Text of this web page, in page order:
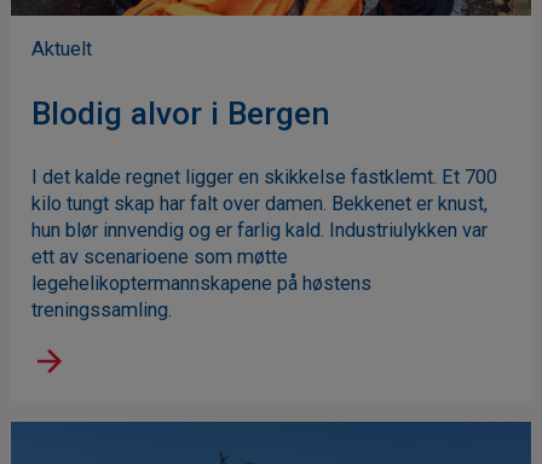
Aktuelt
Blodig alvor i Bergen
I det kalde regnet ligger en skikkelse fastklemt. Et 700
kilo tungt skap har falt over damen. Bekkenet er knust,
hun blør innvendig og er farlig kald. Industriulykken var
ett av scenarioene som møtte
legehelikoptermannskapene på høstens
treningssamling.